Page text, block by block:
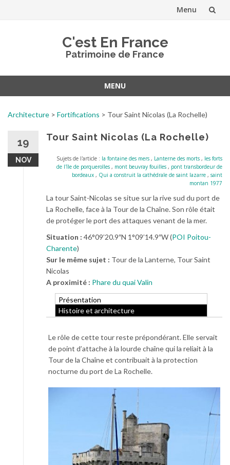
Menu
C'est En France
Patrimoine de France
MENU
Architecture > Fortifications > Tour Saint Nicolas (La Rochelle)
19
NOV
Tour Saint Nicolas (La Rochelle)
Sujets de l'article : la fontaine des mers , Lanterne des morts , les forts
de l'île de porquerolles , mont beuvray fouilles , pont transbordeur de
bordeaux , Qui a construit la cathédrale de saint lazarre , saint
montan 1977
La tour Saint-Nicolas se situe sur la rive sud du port de
La Rochelle, face à la Tour de la Chaîne. Son rôle était
de protéger le port des attaques venant de la mer.
Situation : 46°09’20.9″N 1°09’14.9″W (POI Poitou-
Charente)
Sur le même sujet : Tour de la Lanterne, Tour Saint
Nicolas
A proximité : Phare du quai Valin
Présentation
Histoire et architecture
Le rôle de cette tour reste prépondérant. Elle servait
de point d’attache à la lourde chaîne qui la reliait à la
Tour de la Chaîne et contribuait à la protection
nocturne du port de La Rochelle.